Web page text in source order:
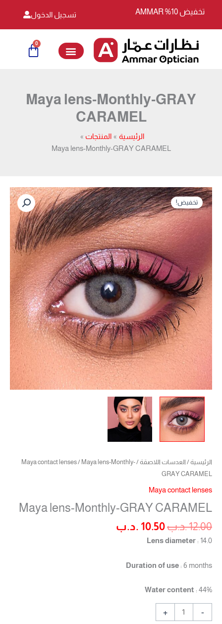
المحتوى
تخفيض 10% AMMAR تسجيل الدخول
0
Cart
Maya lens-Monthly-GRAY
CARAMEL
الرئيسية
المنتجات
Maya lens-Monthly-GRAY CARAMEL
تخفيض!
الرئيسية/ العدسات اللاصقة/
Maya contact lenses/ Maya lens-Monthly-
GRAY CARAMEL
Maya contact lenses
Maya lens-Monthly-GRAY CARAMEL
12.00.د.ب
السعر
الأصلي
هو:
12.00 .د.ب.
10.50 .د.ب
السعر
الحالي
هو:
10.50 .د.ب.
Lens diameter : 14.0
Duration of use : 6 months
Water content : 44%
-
كمية
Maya
lens-
Monthly-
+